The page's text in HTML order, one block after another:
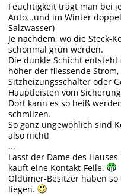
Feuchtigkeit trägt man bei
Auto...und im Winter
Salzwasser)
Je nachdem, wo die Steck-
schonmal grün werden.
Die dunkle Schicht
höher der fliessende
Sitzheizungsschalter oder
Hauptleisten vom
Dort kann es so heiß
schmilzen.
So ganz ungewöhlich sind
also nicht!
...
Lasst der Dame des
kauft eine Kontakt-Feile.
Oldtimer-Besitzer haben
liegen.